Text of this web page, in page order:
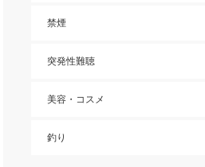
禁煙
突発性難聴
美容・コスメ
釣り